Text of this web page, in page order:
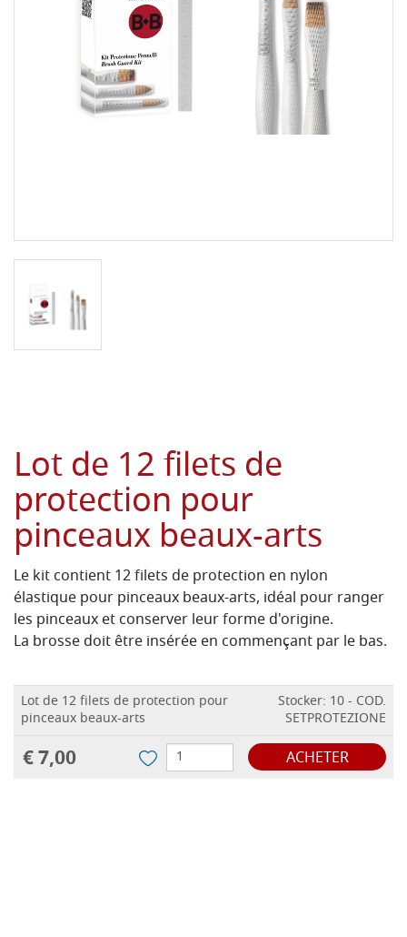
Lot de 12 filets de
protection pour
pinceaux beaux-arts
Le kit contient 12 filets de protection en nylon
élastique pour pinceaux beaux-arts, idéal pour ranger
les pinceaux et conserver leur forme d'origine.
La brosse doit être insérée en commençant par le bas.
Lot de 12 filets de protection pour
pinceaux beaux-arts
Stocker: 10 - COD.
SETPROTEZIONE
€ 7,00 ACHETER